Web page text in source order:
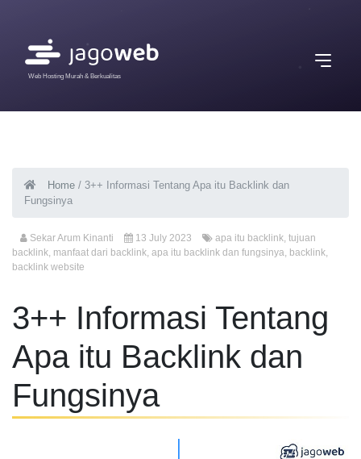
Web Hosting Murah & Berkualitas
Home / 3++ Informasi Tentang Apa itu Backlink dan
Fungsinya
Sekar Arum Kinanti 13 July 2023 apa itu backlink, tujuan
backlink, manfaat dari backlink, apa itu backlink dan fungsinya, backlink,
backlink website
3++ Informasi Tentang
Apa itu Backlink dan
Fungsinya